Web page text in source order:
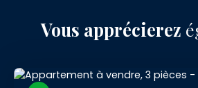
Vous apprécierez